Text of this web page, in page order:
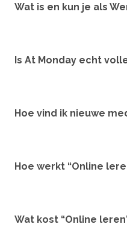
Wat is en kun je als
Is At Monday echt
Hoe vind ik nieuwe
Hoe werkt “Online
Wat kost “Online